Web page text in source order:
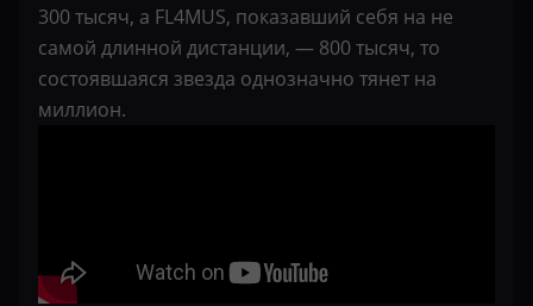
300 тысяч, а FL4MUS, показавший себя на не
самой длинной дистанции, — 800 тысяч, то
состоявшаяся звезда однозначно тянет на
миллион.